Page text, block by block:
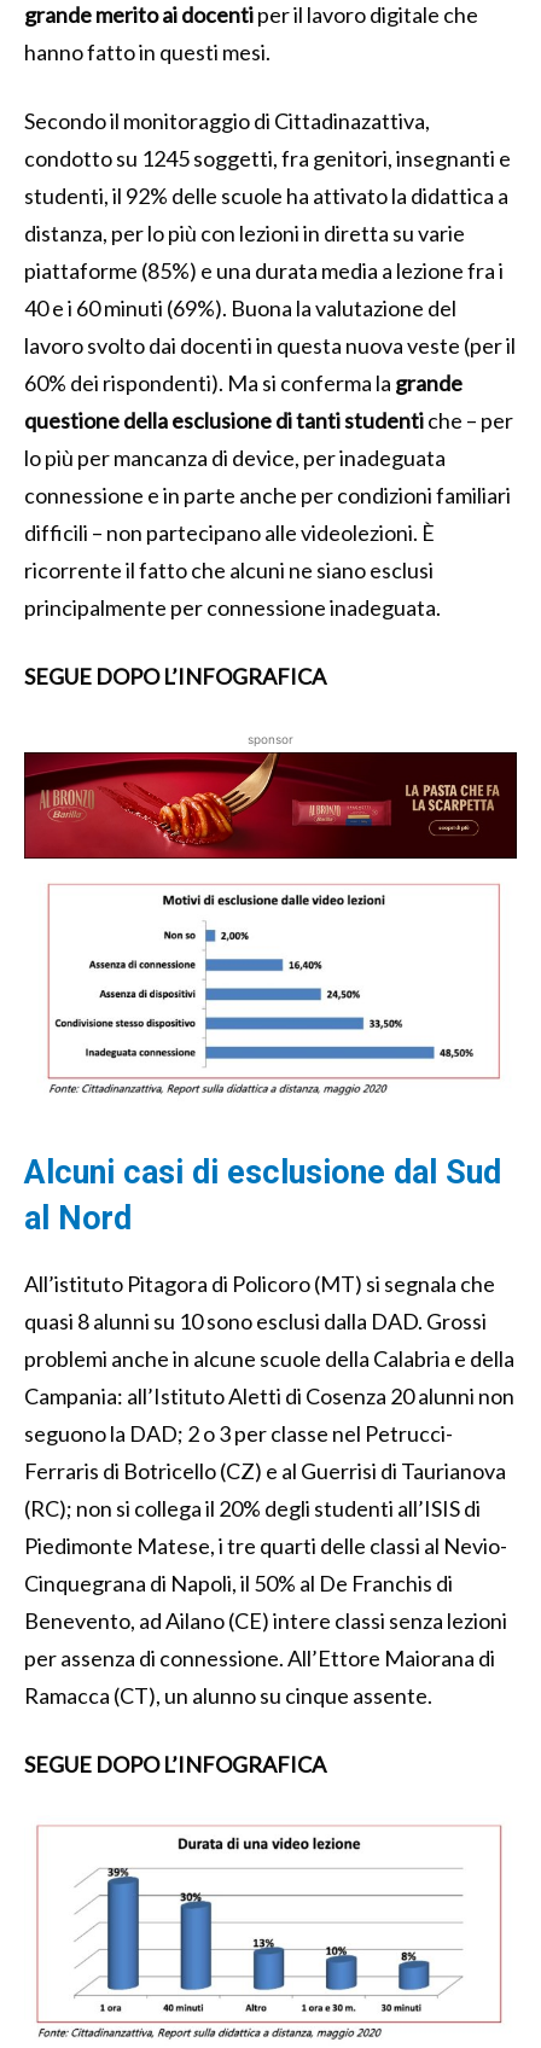
grande merito ai docentiper il lavoro digitale che
hanno fatto in questi mesi.
Secondo il monitoraggio di Cittadinazattiva,
condotto su 1245 soggetti, fra genitori, insegnanti e
studenti, il 92% delle scuole ha attivato la didattica a
distanza, per lo più con lezioni in diretta su varie
piattaforme (85%) e una durata media a lezione fra i
40 e i 60 minuti (69%). Buona la valutazione del
lavoro svolto dai docenti in questa nuova veste (per il
60% dei rispondenti). Ma si conferma la grande
questione della esclusione di tanti studentiche – per
lo più per mancanza di device, per inadeguata
connessione e in parte anche per condizioni familiari
difficili – non partecipano alle videolezioni. È
ricorrente il fatto che alcuni ne siano esclusi
principalmente per connessione inadeguata.
SEGUE DOPO L’INFOGRAFICA
sponsor
Alcuni casi di esclusione dal Sud
al Nord
All’istituto Pitagora di Policoro (MT) si segnala che
quasi 8 alunni su 10 sono esclusi dalla DAD. Grossi
problemi anche in alcune scuole della Calabria e della
Campania: all’Istituto Aletti di Cosenza 20 alunni non
seguono la DAD; 2 o 3 per classe nel Petrucci-
Ferraris di Botricello (CZ) e al Guerrisi di Taurianova
(RC); non si collega il 20% degli studenti all’ISIS di
Piedimonte Matese, i tre quarti delle classi al Nevio-
Cinquegrana di Napoli, il 50% al De Franchis di
Benevento, ad Ailano (CE) intere classi senza lezioni
per assenza di connessione. All’Ettore Maiorana di
Ramacca (CT), un alunno su cinque assente.
SEGUE DOPO L’INFOGRAFICA